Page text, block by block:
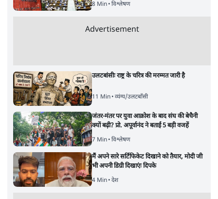
8 Min• विश्लेषण
Advertisement
उलटबांसीः राष्ट्र के चरित्र की मरम्मत जारी है
11 Min• व्यंग्य/उलटबाँसी
जंतर-मंतर पर युवा आक्रोश के बाद संघ की बेचैनी
क्यों बढ़ी? प्रो. अपूर्वानंद ने बताईं 5 बड़ी वजहें
7 Min• विश्लेषण
मैं अपने सारे सर्टिफिकेट दिखाने को तैयार, मोदी जी
भी अपनी डिग्री दिखाएंः दिपके
4 Min• देश